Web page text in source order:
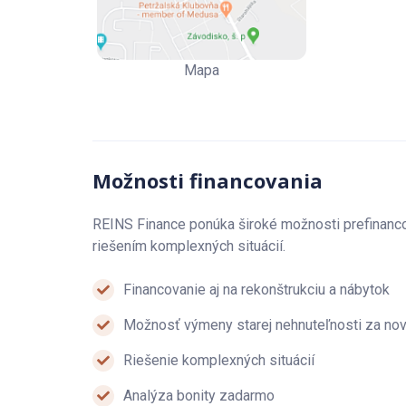
Dom je zateplený s rekonštruovanou strechou,
brána na čip, vrátnica, cyklomiestnosť k
bytovom dome a jeho okolí.
zastávka MHD, škola, škôlka, obchody, nákupné
Rekreačno športové aktivity v blízkosti domu -
Mapa
Možnosti financovania
REINS Finance ponúka široké možnosti
riešením komplexných situácií.
Financovanie aj na rekonštrukciu a nábytok
Možnosť výmeny starej nehnuteľnosti za
Riešenie komplexných situácií
Analýza bonity zadarmo